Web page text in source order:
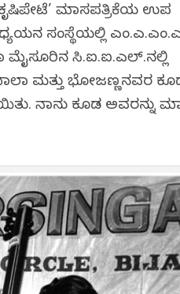
ಮಾಸಪತ್ರಿಕೆಯ ಉಪ
ಸಂಸ್ಥೆಯಲ್ಲಿ
ಸಿ.ಐ.ಐ.ಎಲ್.ನಲ್ಲಿ
ಮತ್ತು ಭೋಜಣ್ಣನವರ
ನಾನು ಕೂಡ ಅವರನ್ನು